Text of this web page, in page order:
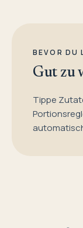
BEVOR DU
Gut zu
Tippe